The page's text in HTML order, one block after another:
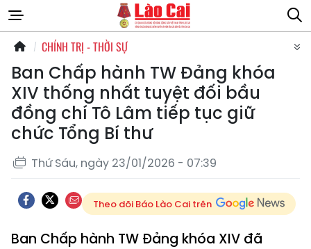
CHÍNH TRỊ - THỜI SỰ
Ban Chấp hành TW Đảng khóa
XIV thống nhất tuyệt đối bầu
đồng chí Tô Lâm tiếp tục giữ
chức Tổng Bí thư
Thứ Sáu, ngày 23/01/2026 - 07:39
Theo dõi Báo Lào Cai trên
Ban Chấp hành TW Đảng khóa XIV đã